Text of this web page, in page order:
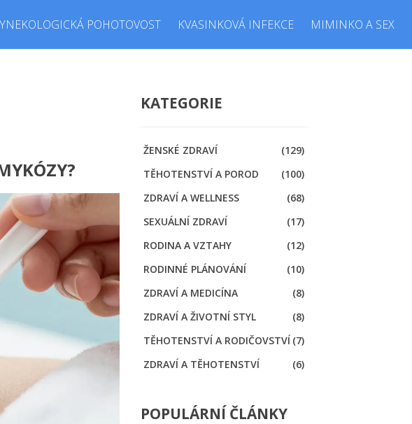
POHOTOVOST KVASINKOVÁ INFEKCE MIMINKO A SEX
KATEGORIE
ŽENSKÉ ZDRAVÍ
(129)
TĚHOTENSTVÍ A POROD
(100)
ZDRAVÍ A WELLNESS
(68)
SEXUÁLNÍ ZDRAVÍ
(17)
RODINA A VZTAHY
(12)
RODINNÉ PLÁNOVÁNÍ
(10)
ZDRAVÍ A MEDICÍNA
(8)
ZDRAVÍ A ŽIVOTNÍ STYL
(8)
TĚHOTENSTVÍ A RODIČOVSTVÍ (7)
ZDRAVÍ A TĚHOTENSTVÍ
(6)
POPULÁRNÍ ČLÁNKY